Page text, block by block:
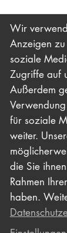
Wir
Anzeigen
soziale
Zugriffe auf
Außerdem
für soziale
weiter.
die Sie
Rahmen
haben.